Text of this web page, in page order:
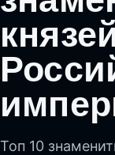
Топ 10